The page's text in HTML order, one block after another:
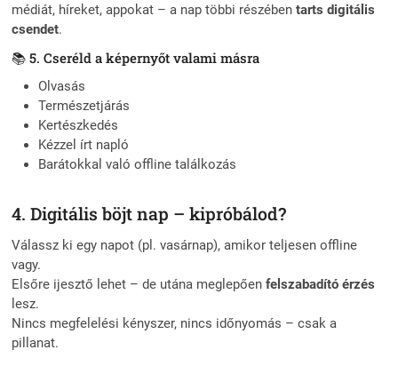
médiát, híreket, appokat – a nap többi részébentarts digitális
csendet.
📚 5. Cseréld a képernyőt valami másra
Olvasás
Természetjárás
Kertészkedés
Kézzel írt napló
Barátokkal való offline találkozás
4. Digitális böjt nap – kipróbálod?
Válassz ki egy napot (pl. vasárnap), amikor teljesen offline
vagy.
Elsőre ijesztő lehet – de utána meglepőenfelszabadító érzés
lesz.
Nincs megfelelési kényszer, nincs időnyomás – csak a
pillanat.